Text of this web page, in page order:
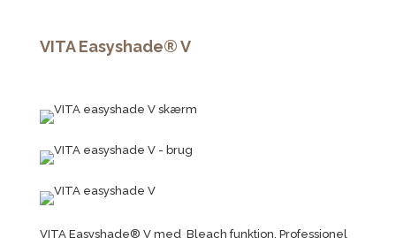
VITA Easyshade® V
VITA Easyshade® V med Bleach funktion. Professionel